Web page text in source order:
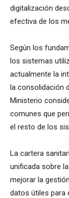
digitalización
efectiva de los
Según los
los sistemas
actualmente la
la consolidación
Ministerio
comunes que
el resto de los
La cartera
unificada sobre
mejorar la
datos útiles para